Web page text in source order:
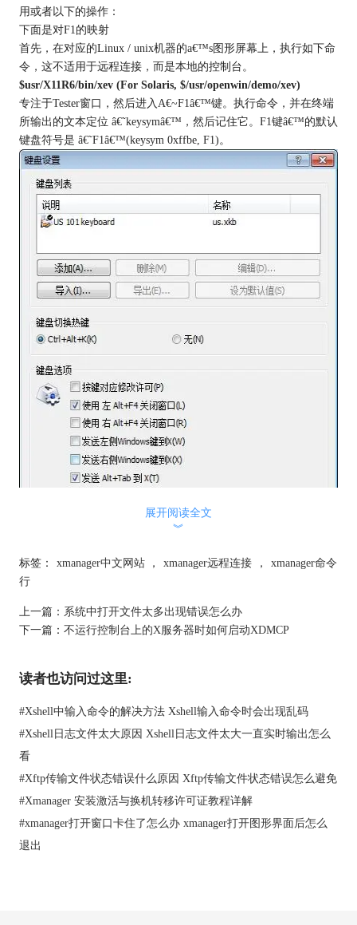
用或者以下的操作：
下面是对F1的映射
首先，在对应的Linux / unix机器的a€™s图形屏幕上，执行如下命
令，这不适用于远程连接，而是本地的控制台。
$usr/X11R6/bin/xev (For Solaris, $/usr/openwin/demo/xev)
专注于Tester窗口，然后进入A€~F1â€™键。执行命令，并在终端
所输出的文本定位 â€˜keysymâ€™，然后记住它。F1键â€™的默认
键盘符号是 â€˜F1â€™(keysym 0xffbe, F1)。
图1：键盘编辑
现在在xmanager中输入和修改上述中F1A€™的键符。在xmanager
启动键盘编辑：执行Xconfig>输入选项>键盘编辑器
以上就是Xmanager中如何映射自定义键的具体操作。更多精彩敬
http://www.xshellcn.com/wenti/yingshe-zdy.html
展开阅读全文
︾
标签： xmanager中文网站 ， xmanager远程连接 ，
xmanager命令
行
上一篇： 系统中打开文件太多出现错误怎么办
下一篇： 不运行控制台上的X服务器时如何启动XDMCP
读者也访问过这里:
#Xshell中输入命令的解决方法 Xshell输入命令时会出现乱码
#Xshell日志文件太大原因 Xshell日志文件太大一直实时输出怎么
看
#Xftp传输文件状态错误什么原因 Xftp传输文件状态错误怎么避免
#Xmanager 安装激活与换机转移许可证教程详解
#xmanager打开窗口卡住了怎么办 xmanager打开图形界面后怎么
退出